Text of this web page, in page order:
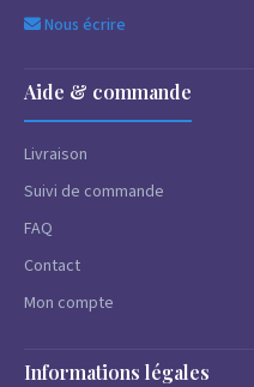
Nous écrire
Aide & commande
Livraison
Suivi de commande
FAQ
Contact
Mon compte
Informations légales